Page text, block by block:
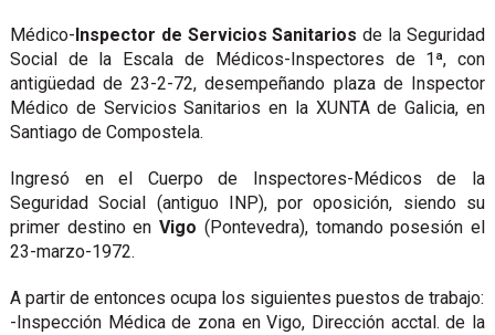
Médico-Inspector de Servicios Sanitarios de la Seguridad
Social de la Escala de Médicos-Inspectores de 1ª, con
antigüedad de 23-2-72, desempeñando plaza de Inspector
Médico de Servicios Sanitarios en la XUNTA de Galicia, en
Santiago de Compostela.
Ingresó en el Cuerpo de Inspectores-Médicos de la
Seguridad Social (antiguo INP), por oposición, siendo su
primer destino enVigo (Pontevedra), tomando posesión el
23-marzo-1972.
A partir de entonces ocupa los siguientes puestos de trabajo:
-Inspección Médica de zona en Vigo, Dirección acctal. de la